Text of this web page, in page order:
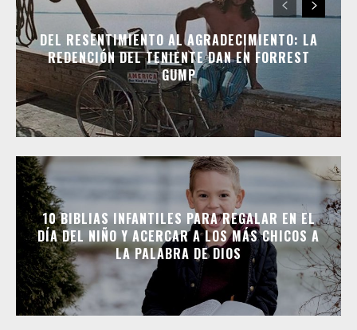
DEL RESENTIMIENTO AL AGRADECIMIENTO: LA
REDENCIÓN DEL TENIENTE DAN EN FORREST
GUMP
10 BIBLIAS INFANTILES PARA REGALAR EN EL
DÍA DEL NIÑO Y ACERCAR A LOS MÁS CHICOS A
LA PALABRA DE DIOS